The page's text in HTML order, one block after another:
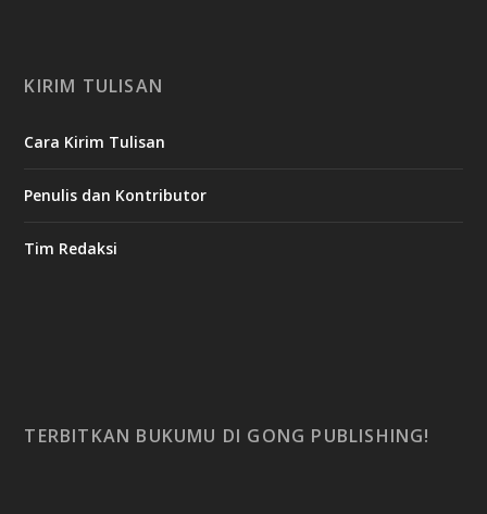
KIRIM TULISAN
Cara Kirim Tulisan
Penulis dan Kontributor
Tim Redaksi
TERBITKAN BUKUMU DI GONG PUBLISHING!